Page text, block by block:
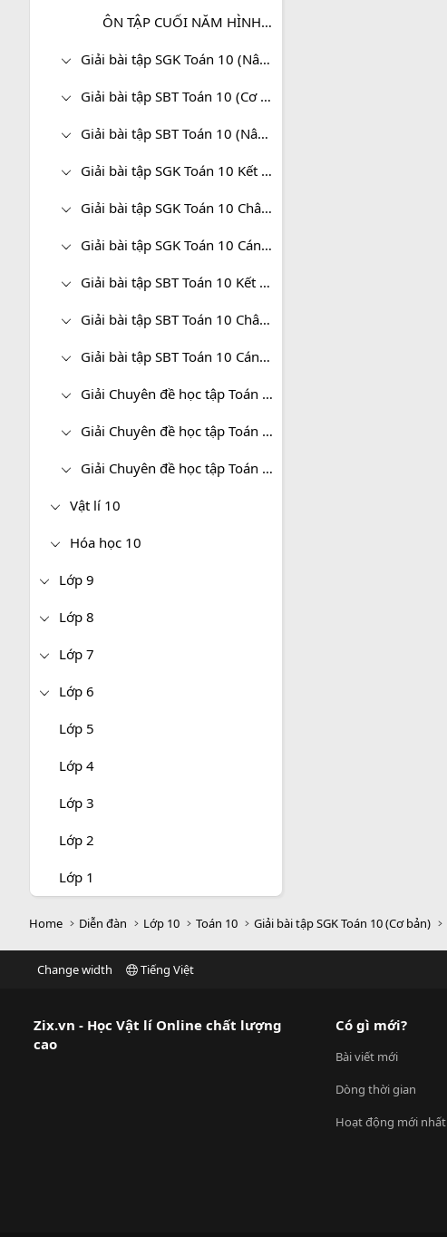
ÔN TẬP CUỐI NĂM HÌNH HỌC - TOÁN 10
Giải bài tập SGK Toán 10 (Nâng cao)
Giải bài tập SBT Toán 10 (Cơ bản)
Giải bài tập SBT Toán 10 (Nâng cao)
Giải bài tập SGK Toán 10 Kết nối tri thức
Giải bài tập SGK Toán 10 Chân trời sáng tạo
Giải bài tập SGK Toán 10 Cánh diều
Giải bài tập SBT Toán 10 Kết nối tri thức
Giải bài tập SBT Toán 10 Chân trời sáng tạo
Giải bài tập SBT Toán 10 Cánh diều
Giải Chuyên đề học tập Toán 10 Kết nối tri thức
Giải Chuyên đề học tập Toán 10 Chân trời sáng tạo
Giải Chuyên đề học tập Toán 10 Cánh diều
Vật lí 10
Hóa học 10
Lớp 9
Lớp 8
Lớp 7
Lớp 6
Lớp 5
Lớp 4
Lớp 3
Lớp 2
Lớp 1
Home Diễn đàn Lớp 10 Toán 10 Giải bài tập SGK Toán 10 (Cơ bản)
Change width Tiếng Việt
Zix.vn - Học Vật lí Online chất lượng
cao
Có gì mới?
Bài viết mới
Dòng thời gian
Hoạt động mới nhất